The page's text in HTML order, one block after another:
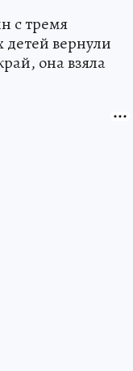
с тремя
вернули
она взяла